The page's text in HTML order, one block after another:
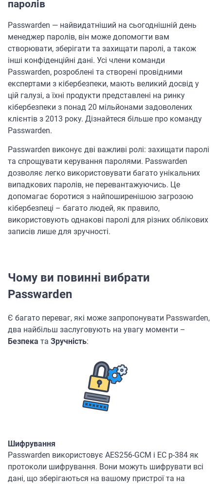
паролів
Passwarden — найвидатніший на сьогоднішній день
менеджер паролів, він може допомогти вам
створювати, зберігати та захищати паролі, а також
інші конфіденційні дані. Усі члени команди
Passwarden, розроблені та створені провідними
експертами з кібербезпеки, мають великий досвід у
цій галузі, а їхні продукти представлені на ринку
кібербезпеки з понад 20 мільйонами задоволених
клієнтів з 2013 року. Дізнайтеся більше про команду
Passwarden.
Passwarden виконує дві важливі ролі: захищати паролі
та спрощувати керування паролями. Passwarden
дозволяє легко використовувати багато унікальних
випадкових паролів, не перевантажуючись. Це
допомагає боротися з найпоширенішою загрозою
кібербезпеці – багато людей, як правило,
використовують однакові паролі для різних облікових
записів лише для зручності.
Чому ви повинні вибрати
Passwarden
Є багато переваг, які може запропонувати Passwarden,
два найбільш заслуговують на увагу моменти –
Безпека та Зручність:
Шифрування
Passwarden використовує AES256-GCM і EC p-384 як
протоколи шифрування. Вони можуть шифрувати всі
дані, що зберігаються на вашому пристрої та на